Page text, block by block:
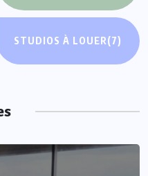
STUDIOS À LOUER(7)